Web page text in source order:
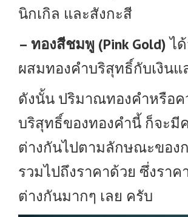
นิกเกิล และสังกะสี
– ทองสีชมพู (Pink Gold)ไ
ผสมทองคำบริสุทธิ์กับเงินแ
ดังนั้น ปริมาณทองคำหรือค
บริสุทธิ์ของทองคำนี้ ก็จะมี
ต่างกันไปตามลักษณะของ
รวมไปถึงราคาด้วย ซึ่งราค
ต่างกันมากๆ เลย ครับ